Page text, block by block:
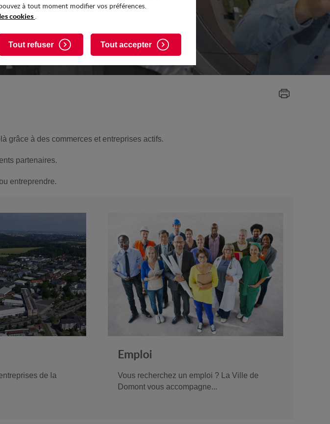
à tout moment modifier vos préférences.
cookies .
Tout refuser Tout accepter
grâce à des commerces et entreprises actifs.
partenaires.
entreprendre.
de la
Emploi
Vous recherchez un emploi ? La Ville de
Domont vous accompagne...